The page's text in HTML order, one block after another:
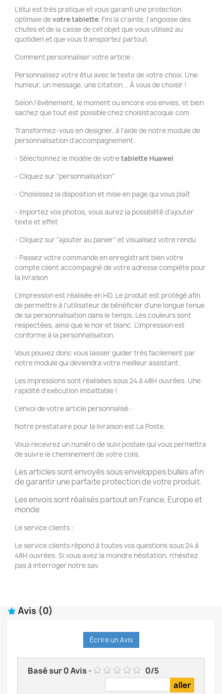
L'étui est très pratique et vous garanti une protection
optimale devotre tablette. Fini la crainte, l'angoisse des
chutes et de la casse de cet objet que vous utilisez au
quotidien et que vous transportez partout.
Comment personnaliser votre article :
Personnalisez votre étui avec le texte de votre choix. Une
humeur, un message, une citation... À vous de choisir !
Selon l'évènement, le moment ou encore vos envies, et bien
sachez que tout est possible chez choisistacoque.com
Transformez-vous en designer, à l'aide de notre module de
personnalisation d'accompagnement.
- Sélectionnez le modèle de votretablette Huawei
- Cliquez sur "personnalisation"
- Choisissez la disposition et mise en page qui vous plaît
- Importez vos photos, vous aurez la possibilité d'ajouter
texte et effet
- Cliquez sur "ajouter au panier" et visualisez votre rendu
- Passez votre commande en enregistrant bien votre
compte client accompagné de votre adresse complète pour
la livraison
L'impression est réalisée en HD. Le produit est protégé afin
de permettre à l'utilisateur de bénéficier d'une longue tenue
de sa personnalisation dans le temps. Les couleurs sont
respectées, ainsi que le noir et blanc. L'impression est
conforme à la personnalisation.
Vous pouvez donc vous laisser guider très facilement par
notre module qui deviendra votre meilleur assistant.
Les impressions sont réalisées sous 24 à 48H ouvrées. Une
rapidité d'exécution imbattable !
L'envoi de votre article personnalisé :
Notre prestataire pour la livraison est La Poste.
Vous recevrez un numéro de suivi postale qui vous permettra
de suivre le cheminement de votre colis.
Les articles sont envoyés sous enveloppes bulles afin
de garantir une parfaite protection de votre produit.
Les envois sont réalisés partout en France, Europe et
monde
Le service clients :
Le service clients répond à toutes vos questions sous 24 à
48H ouvrées. Si vous avez la moindre hésitation, n'hésitez
pas à interroger notre sav.
Avis (0)
Écrire un Avis
Basé sur0Avis- 0/5